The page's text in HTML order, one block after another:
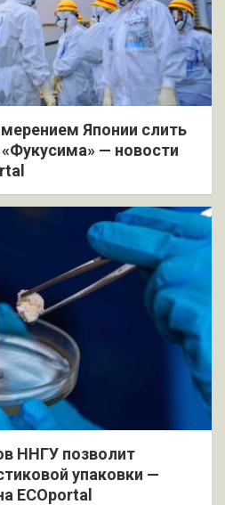
Японии слить
— новости
ННГУ позволит
упаковки —
ECOportal